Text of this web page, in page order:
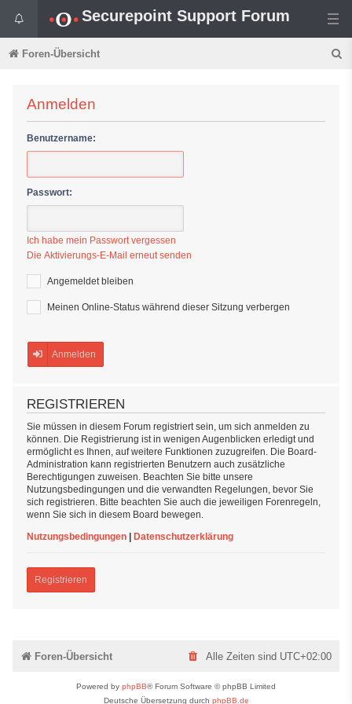
Securepoint Support Forum
Foren-Übersicht
Anmelden
Benutzername:
Passwort:
Ich habe mein Passwort vergessen
Die Aktivierungs-E-Mail erneut senden
Angemeldet bleiben
Meinen Online-Status während dieser Sitzung verbergen
Anmelden
REGISTRIEREN
Sie müssen in diesem Forum registriert sein, um sich anmelden zu
können. Die Registrierung ist in wenigen Augenblicken erledigt und
ermöglicht es Ihnen, auf weitere Funktionen zuzugreifen. Die Board-
Administration kann registrierten Benutzern auch zusätzliche
Berechtigungen zuweisen. Beachten Sie bitte unsere
Nutzungsbedingungen und die verwandten Regelungen, bevor Sie
sich registrieren. Bitte beachten Sie auch die jeweiligen Forenregeln,
wenn Sie sich in diesem Board bewegen.
Nutzungsbedingungen | Datenschutzerklärung
Registrieren
Foren-Übersicht Alle Zeiten sind UTC+02:00
Powered by phpBB® Forum Software © phpBB Limited
Deutsche Übersetzung durch phpBB.de